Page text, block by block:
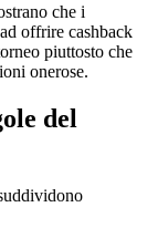
che i
offrire cashback
piuttosto che
onerose.
del